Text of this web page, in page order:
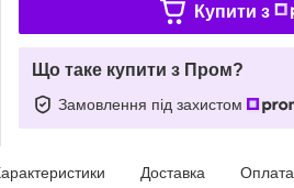
Купити з
Що таке купити з Пром?
Замовлення під захистом
Доставка Оплата